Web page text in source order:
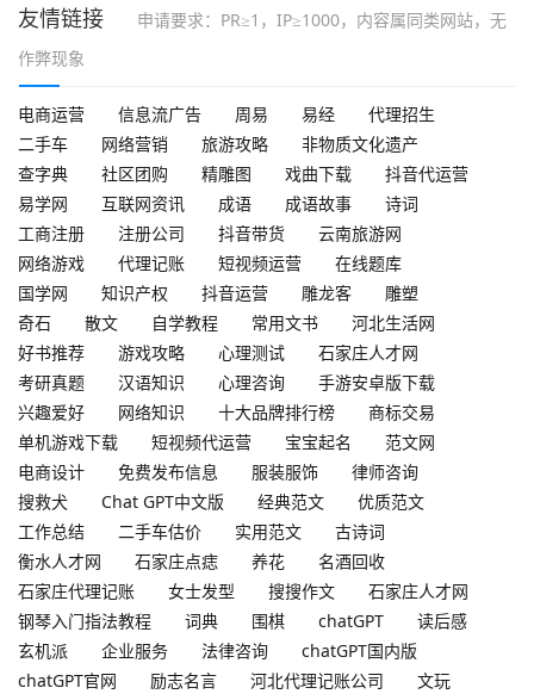
友情链接
申请要求：PR≥1，IP≥1000，内容属同类网站，无
作弊现象
电商运营 信息流广告 周易 易经
代理招生
二手车
网络营销 旅游攻略
非物质文化遗产
查字典
社区团购 精雕图 戏曲下载
抖音代运营
易学网
互联网资讯 成语 成语故事
诗词
工商注册
注册公司 抖音带货
云南旅游网
网络游戏
代理记账 短视频运营
在线题库
国学网
知识产权 抖音运营 雕龙客
雕塑
奇石
散文 自学教程 常用文书
河北生活网
好书推荐
游戏攻略 心理测试
石家庄人才网
考研真题
汉语知识 心理咨询
手游安卓版下载
兴趣爱好
网络知识 十大品牌排行榜
商标交易
单机游戏下载
短视频代运营 宝宝起名
范文网
电商设计
免费发布信息 服装服饰
律师咨询
搜救犬
Chat GPT中文版 经典范文
优质范文
工作总结
二手车估价 实用范文
古诗词
衡水人才网
石家庄点痣 养花
名酒回收
石家庄代理记账
女士发型 搜搜作文
石家庄人才网
钢琴入门指法教程
词典 围棋 chatGPT
读后感
玄机派
企业服务 法律咨询
chatGPT国内版
chatGPT官网
励志名言 河北代理记账公司
文玩